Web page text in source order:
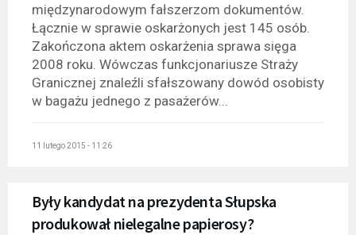
międzynarodowym fałszerzom dokumentów.
Łącznie w sprawie oskarżonych jest 145 osób.
Zakończona aktem oskarżenia sprawa sięga
2008 roku. Wówczas funkcjonariusze Straży
Granicznej znaleźli sfałszowany dowód osobisty
w bagażu jednego z pasażerów...
11 lutego 2015 - 11:26
Były kandydat na prezydenta Słupska
produkował nielegalne papierosy?